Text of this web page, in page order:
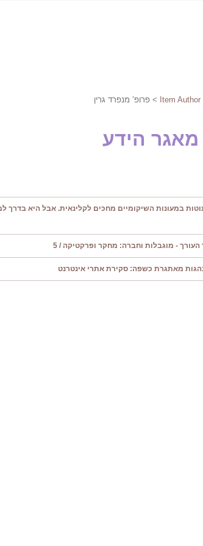
Item Author > פרופ’ מנפרד גרין
מאגר הידע
במעונות השיקומיים מחכים לקלינאית. אבל היא
העורך - מוגבלות וחברה: מחקר ופרקטיקה / 5
מאתגרת כשפה: סקירת אתרי אינטרנט